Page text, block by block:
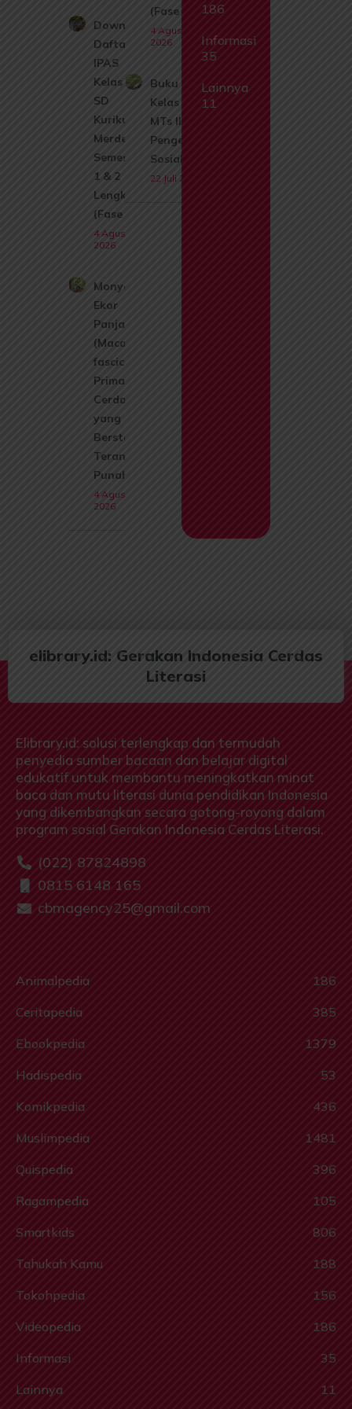
Download
Daftar Isi
IPAS
Kelas 1
SD
Kurikulum
Merdeka
Semester
1 & 2
Lengkap
(Fase A)
4 Agustus
2026
Monyet
Ekor
Panjang
(Macaca
fascicularis):
Primata
Cerdas
yang Kini
Berstatus
Terancam
Punah
4 Agustus
2026
(Fase A)
4 Agustus
2026
Buku Siswa
Kelas 9 SMP
MTs Ilmu
Pengetahuan
Sosial IPS
22 Juli 2026
186
Informasi
35
Lainnya
11
elibrary.id: Gerakan Indonesia Cerdas
Literasi
Elibrary.id: solusi terlengkap dan termudah
penyedia sumber bacaan dan belajar digital
edukatif untuk membantu meningkatkan minat
baca dan mutu literasi dunia pendidikan Indonesia
yang dikembangkan secara gotong-royong dalam
program sosial Gerakan Indonesia Cerdas Literasi.
(022) 87824898
0815 6148 165
cbmagency25@gmail.com
Animalpedia
186
Ceritapedia
385
Ebookpedia
1379
Hadispedia
53
Komikpedia
436
Muslimpedia
1481
Quispedia
396
Ragampedia
105
Smartkids
806
Tahukah Kamu
188
Tokohpedia
156
Videopedia
186
Informasi
35
Lainnya
11